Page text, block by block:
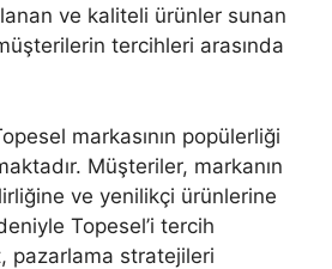
ve kaliteli ürünler sunan
tercihleri arasında
markasının popülerliği
Müşteriler, markanın
ve yenilikçi ürünlerine
Topesel’i tercih
pazarlama stratejileri